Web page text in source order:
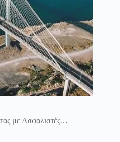
με Ασφαλιστές…